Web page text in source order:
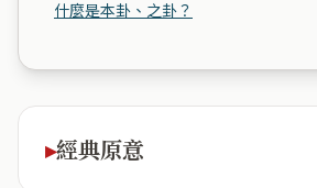
什麼是本卦、之卦？
經典原意